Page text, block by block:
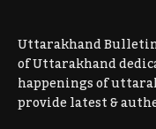
Uttarakhand
of Uttarakhand
happenings of
provide latest &